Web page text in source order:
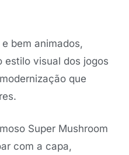
bem animados,
estilo visual dos jogos
que
Super Mushroom
com a capa,